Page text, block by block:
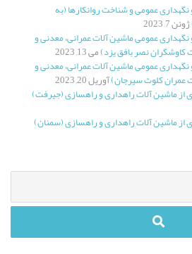
عمومی و شناخت روانکارها (به
ژوئن 7, 2023
عمومی ماشین آلات عمرانی، معدنی و
نصر بافق یزد)می 13, 2023
عمومی ماشین آلات عمرانی، معدنی و
کلوت سیرجان)آوریل 20, 2023
از ماشین آلات راهداری و راهسازی (جیرفت)
از ماشین آلات راهداری و راهسازی (سمنان)